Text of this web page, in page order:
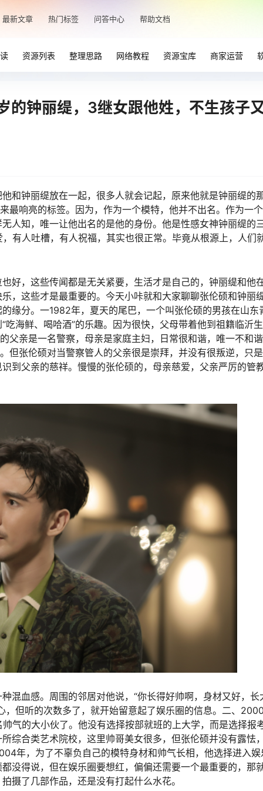
最新文章 热门标签 问答中心 帮助文档
资源列表 整理思路 网络教程 资源宝库 商家运营
的钟丽缇，3继女跟他姓，不生孩子
和钟丽缇放在一起，很多人就会记起，原来他就是钟丽缇的
最响亮的标签。因为，作为一个模特，他并不出名。作为一
人知，唯一让他出名的是他的身份。他是性感女神钟丽缇的
有人吐槽，有人祝福，其实也很正常。毕竟从根源上，人们
好，这些传闻都是无关紧要，生活才是自己的，钟丽缇和他
，这些才是最重要的。今天小咔就和大家聊聊张伦硕和钟丽
缘分。一1982年，夏天的尾巴，一个叫张伦硕的男孩在山东
海鲜、喝哈酒”的乐趣。因为很快，父母带着他到祖籍临沂
父亲是一名警察，母亲是家庭主妇，日常很和谐，唯一不和
但张伦硕对当警察管人的父亲很是崇拜，并没有很叛逆，只
到父亲的慈祥。慢慢的张伦硕的，母亲慈爱，父亲严厉的管
混血感。周围的邻居对他说，“你长得好帅啊，身材又好，长
，但听的次数多了，就开始留意起了娱乐圈的信息。二、
气的大小伙了。他没有选择按部就班的上大学，而是选择报
综合类艺术院校，这里帅哥美女很多，但张伦硕并没有露怯
年，为了不辜负自己的模特身材和帅气长相，他选择进入娱
没得说，但在娱乐圈要想红，偏偏还需要一个最重要的，那
摄了几部作品，还是没有打起什么水花。